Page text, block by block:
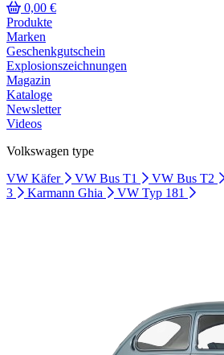
0,00 €
Produkte
Marken
Geschenkgutschein
Explosionszeichnungen
Magazin
Kataloge
Newsletter
Videos
Volkswagen type
VW Käfer
VW Bus T1 VW Bus T2
3
Karmann Ghia VW Typ 181